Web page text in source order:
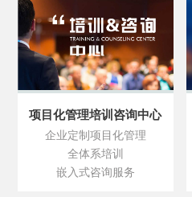
项目化管理培训咨询中心
企业定制项目化管理
全体系培训
嵌入式咨询服务